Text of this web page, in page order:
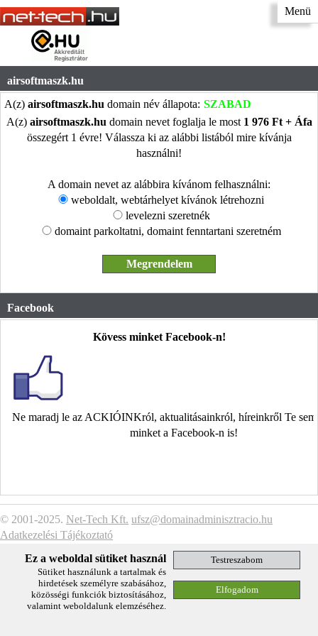
Menü
airsoftmaszk.hu
A(z) airsoftmaszk.hu domain név állapota: SZABAD
A(z) airsoftmaszk.hu domain nevet foglalja le most 1 976 Ft + Áfa
összegért 1 évre! Válassza ki az alábbi listából mire kívánja
használni!
A domain nevet az alábbira kívánom felhasználni:
weboldalt, webtárhelyet kívánok létrehozni
levelezni szeretnék
domaint parkoltatni, domaint fenntartani szeretném
Facebook
Kövess minket Facebook-n!
Ne maradj le az ACKIÓINKról, aktualitásainkról, híreinkről Te
minket a Facebook-n is!
© 2001-2025. Net-Tech Kft. ufsz@domainadminisztracio.hu
Adatkezelési Tájékoztató
Ez a weboldal sütiket használ
Sütiket használunk a tartalmak és
hirdetések személyre szabásához,
közösségi funkciók biztosításához,
valamint weboldalunk elemzéséhez.